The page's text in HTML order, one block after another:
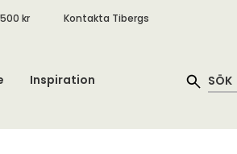
kr Kontakta Tibergs
Inspiration